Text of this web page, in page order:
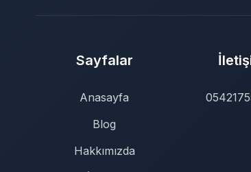
Sayfalar
Anasayfa
Blog
Hakkımızda